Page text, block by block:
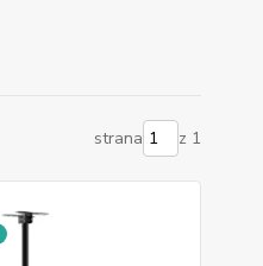
strana z 1